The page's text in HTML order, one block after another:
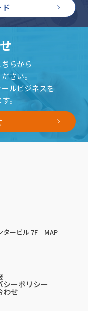
らから
さい。
ルビジネスを
。
タービル 7F
MAP
シーポリシー
わせ